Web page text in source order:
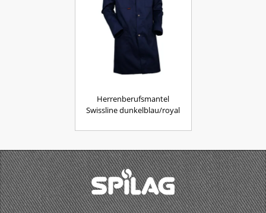
Herrenberufsmantel
Swissline dunkelblau/royal